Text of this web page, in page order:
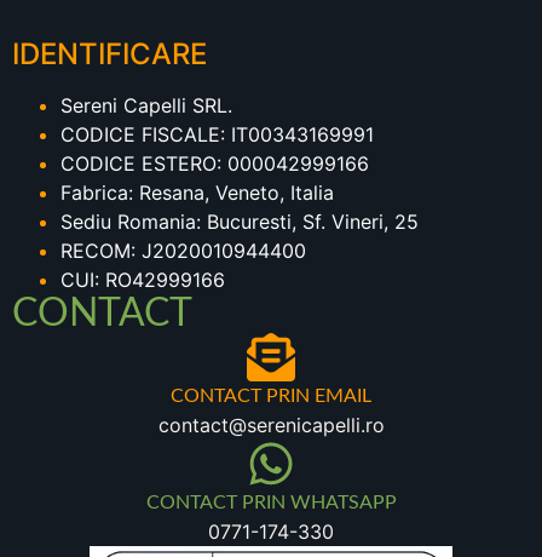
IDENTIFICARE
Sereni Capelli SRL.
CODICE FISCALE: IT00343169991
CODICE ESTERO: 000042999166
Fabrica: Resana, Veneto, Italia
Sediu Romania: Bucuresti, Sf. Vineri, 25
RECOM: J2020010944400
CUI: RO42999166
CONTACT
CONTACT PRIN EMAIL
contact@serenicapelli.ro
CONTACT PRIN WHATSAPP
0771-174-330